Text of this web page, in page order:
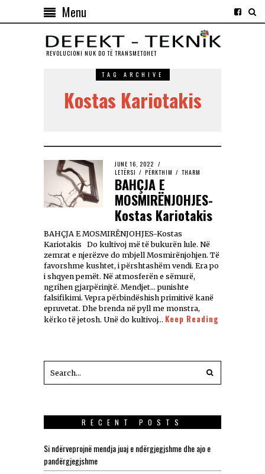
Menu
REVOLUCIONI NUK DO TЁ TRANSMETOHET
TAG ARCHIVE
Kostas Kariotakis
JUNE 16, 2022
LETËRSI / PËRKTHIM / THARM
BAHÇJA E
MOSMIRËNJOHJES-
Kostas Kariotakis
BAHÇJA E MOSMIRËNJOHJES-Kostas
Kariotakis Do kultivoj më të bukurën lule. Në
zemrat e njerëzve do mbjell Mosmirënjohjen. Të
favorshme kushtet, i përshtashëm vendi. Era po
i shqyen pemët. Në atmosferën e sëmurë,
ngrihen gjarpërinjtë. Mendjet… punishte
falsifikimi. Vepra përbindëshish primitivë kanë
epruvetat. Dhe brenda në pyll me monstra,
kërko të jetosh. Unë do kultivoj… Keep Reading
RECENT POSTS
Si ndërveprojnë mendja juaj e ndërgjegjshme dhe ajo e
pandërgjegjshme